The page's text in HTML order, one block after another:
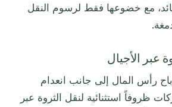
من العائد، مع خضوعها فقط لرسوم النقل
عبر الأجيال
رأس المال إلى جانب انعدام
ظروفاً استثنائية لنقل الثروة عبر